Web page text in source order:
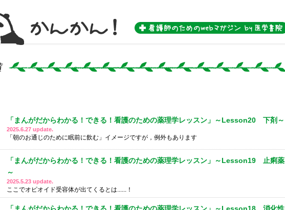
「まんがだからわかる！できる！看護のための薬理学レッスン」～Lesson20 下剤～
2025.6.27 update.
「朝のお通じのために眠前に飲む」イメージですが，例外もあります
「まんがだからわかる！できる！看護のための薬理学レッスン」～Lesson19 止痢薬
～
2025.5.23 update.
ここでオピオイド受容体が出てくるとは......！